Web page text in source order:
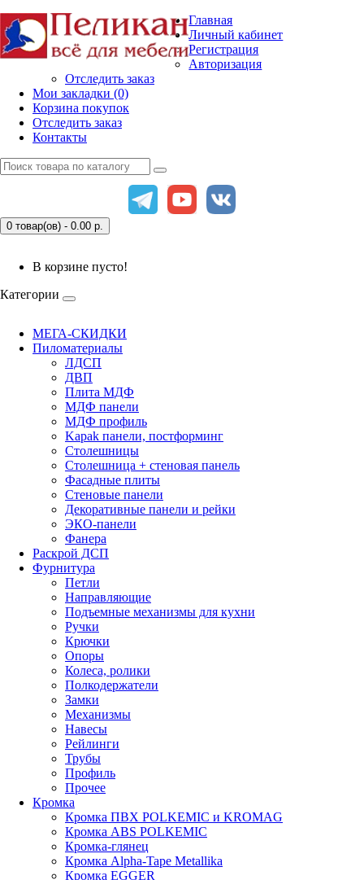
Главная
Личный кабинет
Регистрация
Авторизация
Отследить заказ
Мои закладки (0)
Корзина покупок
Отследить заказ
Контакты
0 товар(ов) - 0.00 р.
В корзине пусто!
Категории
МЕГА-СКИДКИ
Пиломатериалы
ЛДСП
ДВП
Плита МДФ
МДФ панели
МДФ профиль
Kapak панели, постформинг
Столешницы
Столешница + стеновая панель
Фасадные плиты
Стеновые панели
Декоративные панели и рейки
ЭКО-панели
Фанера
Раскрой ДСП
Фурнитура
Петли
Направляющие
Подъемные механизмы для кухни
Ручки
Крючки
Опоры
Колеса, ролики
Полкодержатели
Замки
Механизмы
Навесы
Рейлинги
Трубы
Профиль
Прочее
Кромка
Кромка ПВХ POLKEMIC и KROMAG
Кромка ABS POLKEMIС
Кромка-глянец
Кромка Alpha-Tape Metallika
Кромка EGGER